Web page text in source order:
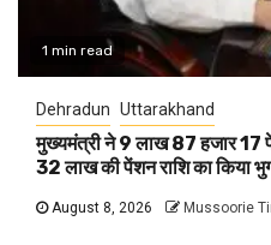
1 min read
Dehradun Uttarakhand
मुख्यमंत्री ने 9 लाख 87 हजार 17
32 लाख की पेंशन राशि का किया
August 8, 2026 Mussoorie